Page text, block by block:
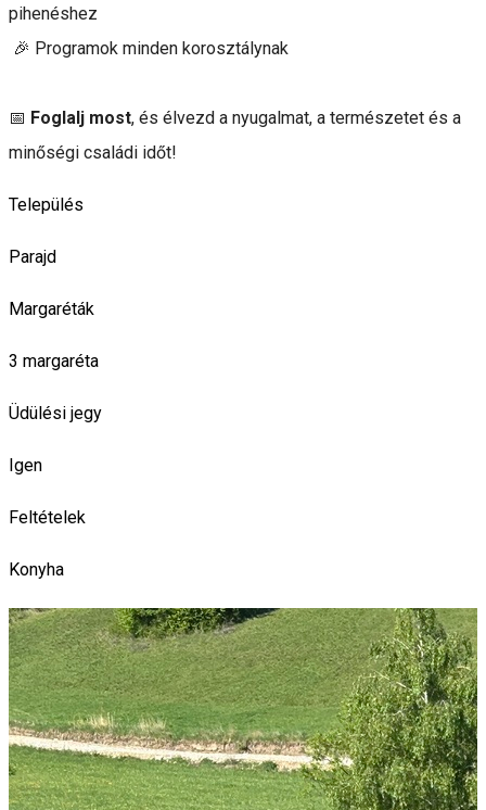
pihenéshez
🎉 Programok minden korosztálynak
📅 Foglalj most, és élvezd a nyugalmat, a természetet és a
minőségi családi időt!
Település
Parajd
Margaréták
3 margaréta
Üdülési jegy
Igen
Feltételek
Konyha